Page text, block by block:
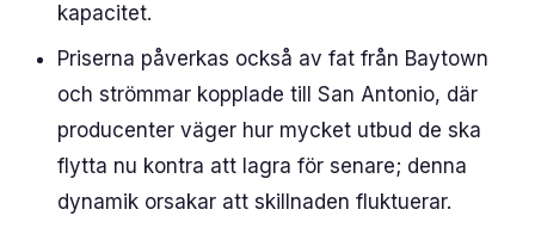
kapacitet.
Priserna påverkas också av fat från Baytown
och strömmar kopplade till San Antonio, där
producenter väger hur mycket utbud de ska
flytta nu kontra att lagra för senare; denna
dynamik orsakar att skillnaden fluktuerar.